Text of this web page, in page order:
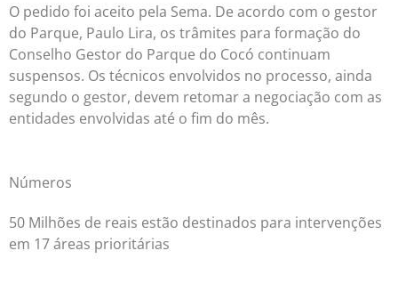
O pedido foi aceito pela Sema. De acordo com o gestor
do Parque, Paulo Lira, os trâmites para formação do
Conselho Gestor do Parque do Cocó continuam
suspensos. Os técnicos envolvidos no processo, ainda
segundo o gestor, devem retomar a negociação com as
entidades envolvidas até o fim do mês.
Números
50 Milhões de reais estão destinados para intervenções
em 17 áreas prioritárias